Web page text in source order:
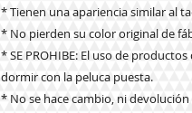
* Tienen una apariencia similar al
* No pierden su color original de
* SE PROHIBE: El uso de
dormir con la peluca puesta.
* No se hace cambio, ni